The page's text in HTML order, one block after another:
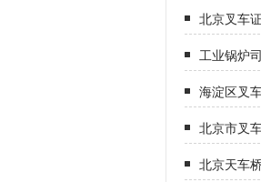
北京叉车
工业锅炉
海淀区叉
北京市叉
北京天车